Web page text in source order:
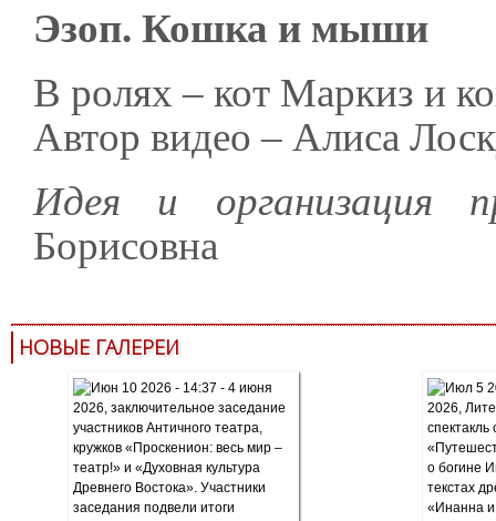
Эзоп. Кошка и мыши
В ролях – кот Маркиз и
Автор видео – Алиса
Идея и организация
Борисовна
НОВЫЕ ГАЛЕРЕИ